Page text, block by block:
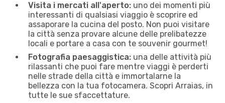
Visita i mercati all'aperto: uno dei momenti più
interessanti di qualsiasi viaggio è scoprire ed
assaporare la cucina del posto. Non puoi visitare
la città senza provare alcune delle prelibatezze
locali e portare a casa con te souvenir gourmet!
Fotografia paesaggistica: una delle attività più
rilassanti che puoi fare mentre viaggi è perderti
nelle strade della città e immortalarne la
bellezza con la tua fotocamera. Scopri Arraias, in
tutte le sue sfaccettature.